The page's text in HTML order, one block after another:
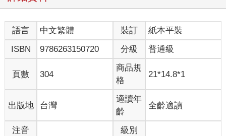
語言 中文繁體 裝訂
紙本平裝
ISBN
9786263150720 分級 普通級
頁數 304
商品規
格
21*14.8*1
出版地 台灣
適讀年
齡
全齡適讀
注音 級別